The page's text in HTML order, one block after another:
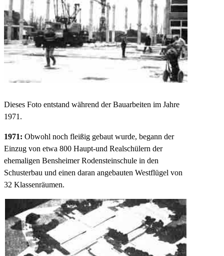
Dieses Foto entstand während der Bauarbeiten im Jahre
1971.
1971: Obwohl noch fleißig gebaut wurde, begann der
Einzug von etwa 800 Haupt-und Realschülern der
ehemaligen Bensheimer Rodensteinschule in den
Schusterbau und einen daran angebauten Westflügel von
32 Klassenräumen.